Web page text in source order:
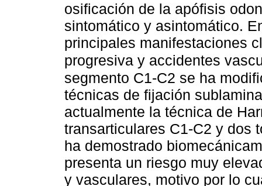
osificación de la apófisis
sintomático y asintomático.
principales manifestaciones
progresiva y accidentes
segmento C1-C2 se ha
técnicas de fijación
actualmente la técnica de
transarticulares C1-C2 y dos
ha demostrado
presenta un riesgo muy
y vasculares, motivo por lo